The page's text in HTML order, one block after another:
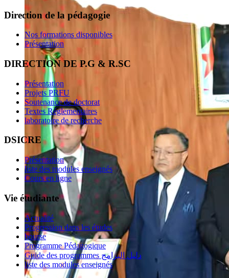
Direction de la pédagogie
Nos formations disponibles
Présentation
DIRECTION DE P.G & R.SC
Présentation
Projets PRFU
Soutenance de doctorat
Textes Réglementaires
laboratoire de recherche
DSICRE
Présentation
liste des modules enseignés
Cours en ligne
Vie étudiante
Actualité
Progression dans les études
bourse
Programme Pédagogique
Guide des programmes دليل البرامج
liste des modules enseignés